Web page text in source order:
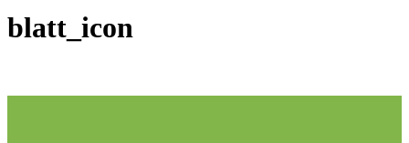
blatt_icon